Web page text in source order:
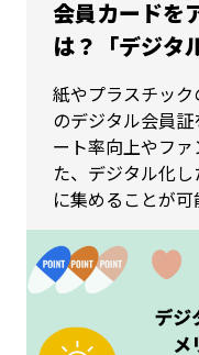
会員カードを
は？「デジタ
のポイント
紙やプラスチッ
のデジタル会員
ート率向上やフ
た、デジタル化
に集めることが
なるマーケティ
はデジタル会員証
ジタル会員証を
のポイントや注